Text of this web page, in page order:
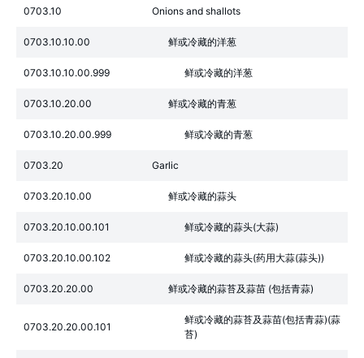
0703.10 Onions and shallots
0703.10.10.00 鲜或冷藏的洋葱
0703.10.10.00.999 鲜或冷藏的洋葱
0703.10.20.00 鲜或冷藏的青葱
0703.10.20.00.999 鲜或冷藏的青葱
0703.20 Garlic
0703.20.10.00 鲜或冷藏的蒜头
0703.20.10.00.101 鲜或冷藏的蒜头(大蒜)
0703.20.10.00.102 鲜或冷藏的蒜头(药用大蒜(蒜头))
0703.20.20.00 鲜或冷藏的蒜苔及蒜苗 (包括青蒜)
0703.20.20.00.101
鲜或冷藏的蒜苔及蒜苗(包括青蒜)(蒜
苔)